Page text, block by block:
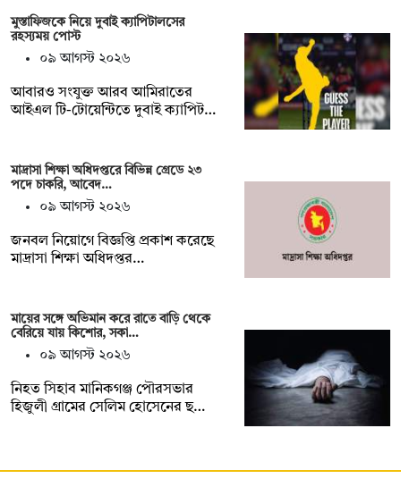
মুস্তাফিজকে নিয়ে দুবাই ক্যাপিটালসের
রহস্যময় পোস্ট
০৯ আগস্ট ২০২৬
আবারও সংযুক্ত আরব আমিরাতের
আইএল টি-টোয়েন্টিতে দুবাই ক্যাপিট…
মাদ্রাসা শিক্ষা অধিদপ্তরে বিভিন্ন গ্রেডে ২৩
পদে চাকরি, আবেদ…
০৯ আগস্ট ২০২৬
জনবল নিয়োগে বিজ্ঞপ্তি প্রকাশ করেছে
মাদ্রাসা শিক্ষা অধিদপ্তর…
মায়ের সঙ্গে অভিমান করে রাতে বাড়ি থেকে
বেরিয়ে যায় কিশোর, সকা…
০৯ আগস্ট ২০২৬
নিহত সিহাব মানিকগঞ্জ পৌরসভার
হিজুলী গ্রামের সেলিম হোসেনের ছ…